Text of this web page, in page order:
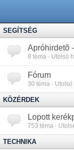
SEGÍTSÉG
Apróhirdetõ
8 téma · Utolsó
Fórum
30 téma ·
KÖZÉRDEK
Lopott
753 téma ·
TECHNIKA